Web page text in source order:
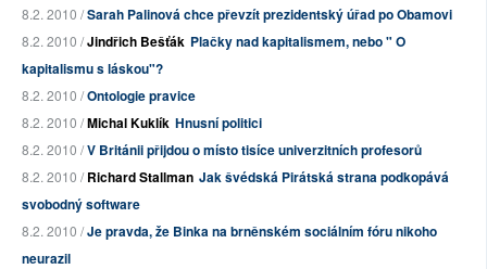
8.2. 2010 /Sarah Palinová chce převzít prezidentský úřad po Obamovi
8.2. 2010 /Jindřich Bešťák Plačky nad kapitalismem, nebo " O
kapitalismu s láskou"?
8.2. 2010 /Ontologie pravice
8.2. 2010 /Michal Kuklík Hnusní politici
8.2. 2010 /V Británii přijdou o místo tisíce univerzitních profesorů
8.2. 2010 /Richard Stallman Jak švédská Pirátská strana podkopává
svobodný software
8.2. 2010 /Je pravda, že Binka na brněnském sociálním fóru nikoho
neurazil